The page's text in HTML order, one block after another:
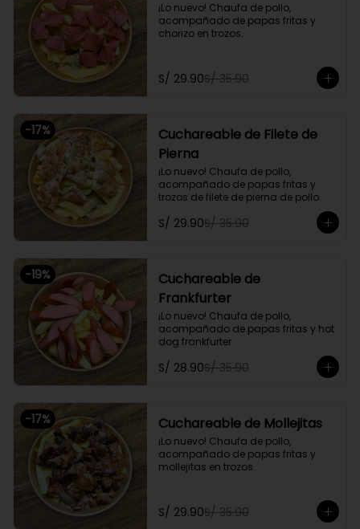
¡Lo nuevo! Chaufa de pollo,
acompañado de papas fritas y
chorizo en trozos.
S/ 29.90S/ 35.90
-17%
Cuchareable de Filete de
Pierna
¡Lo nuevo! Chaufa de pollo,
acompañado de papas fritas y
trozos de filete de pierna de pollo.
S/ 29.90S/ 35.90
-19%
Cuchareable de
Frankfurter
¡Lo nuevo! Chaufa de pollo,
acompañado de papas fritas y hot
dog frankfurter
S/ 28.90S/ 35.90
-17% Cuchareable de Mollejitas
¡Lo nuevo! Chaufa de pollo,
acompañado de papas fritas y
mollejitas en trozos.
S/ 29.90S/ 35.90